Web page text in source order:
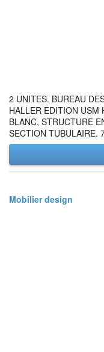
2 UNITES. BUREAU
HALLER EDITION USM
BLANC, STRUCTURE
SECTION TUBULAIRE.
Mobilier design